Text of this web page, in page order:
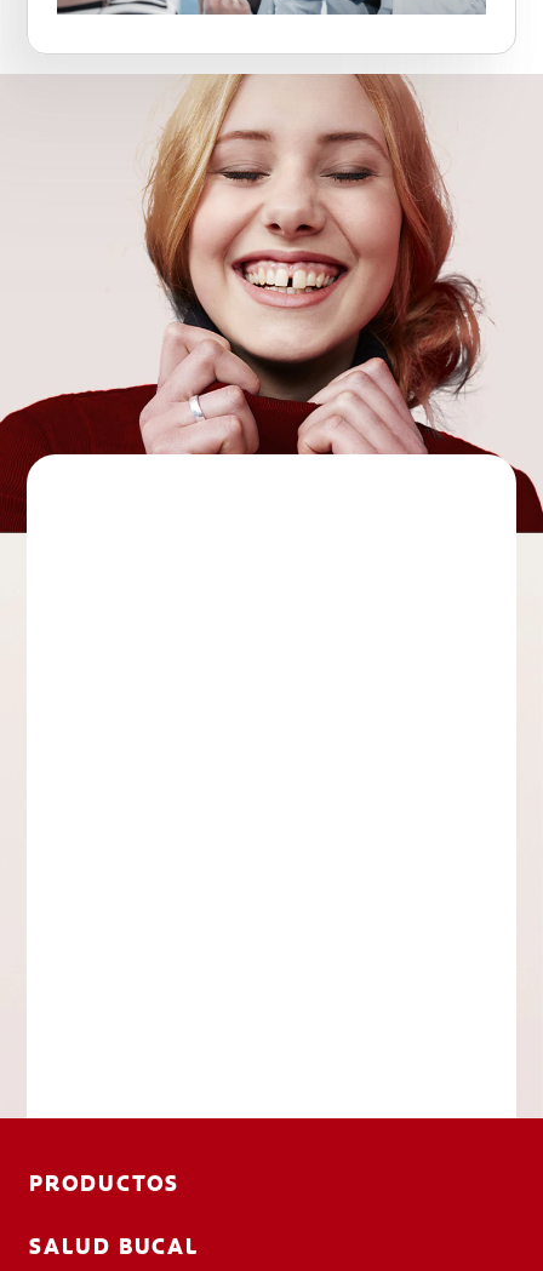
PRODUCTOS
SALUD BUCAL